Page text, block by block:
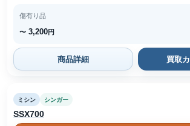
傷有り品
〜 3,200円
商品詳細 買取
ミシン シンガー
SSX700